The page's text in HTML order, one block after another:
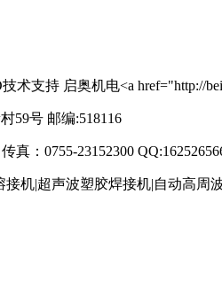
术支持 启奥机电<a href="http://
59号 邮编:518116
真：0755-23152300
机|超声波塑胶焊接机|自动高